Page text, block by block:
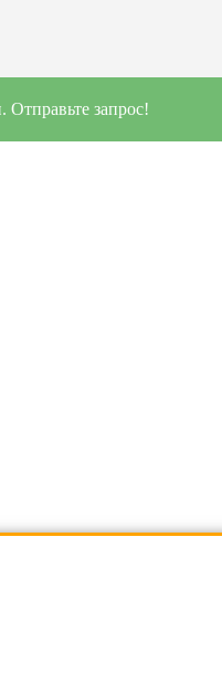
Отправьте запрос!